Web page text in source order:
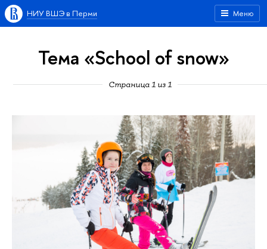
Меню
НИУ ВШЭ в Перми
Тема «School of snow»
Страница 1 из 1